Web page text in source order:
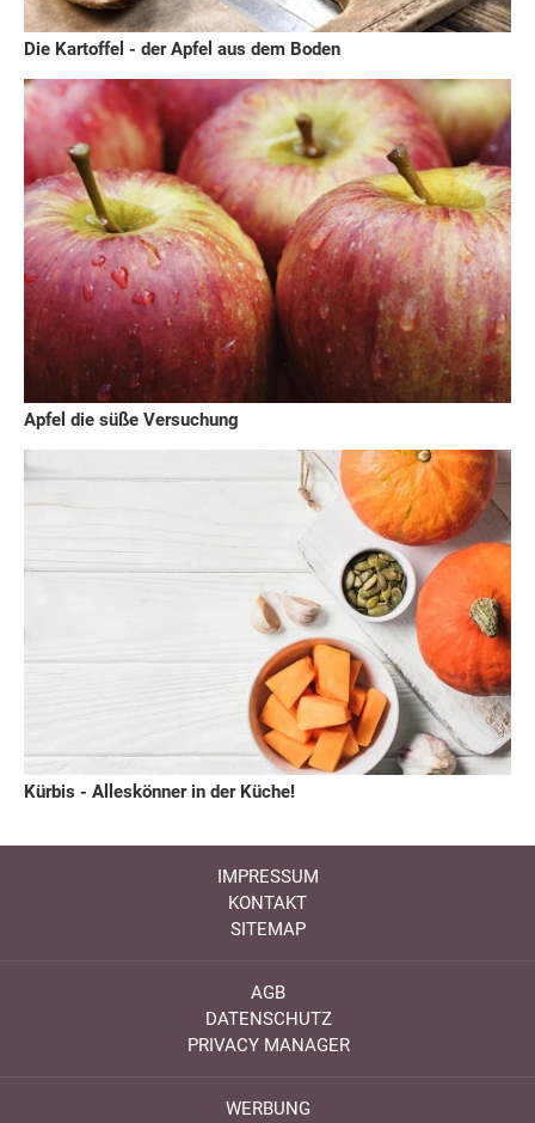
Die Kartoffel - der Apfel aus dem Boden
Apfel die süße Versuchung
Kürbis - Alleskönner in der Küche!
IMPRESSUM
KONTAKT
SITEMAP
AGB
DATENSCHUTZ
PRIVACY MANAGER
WERBUNG